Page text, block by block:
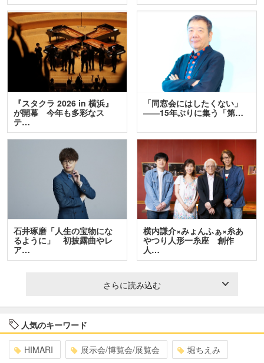
『スタクラ 2026 in 横浜』
が開幕 今年も多彩なス
テ…
「同窓会にはしたくない」
――15年ぶりに集う「第…
石井琢磨「人生の宝物にな
るように」 初披露曲やレ
ア…
横内謙介×みょんふぁ×糸あ
やつり人形一糸座 創作
人…
さらに読み込む
人気のキーワード
HIMARI 展示会/博覧会/展覧会 堀ちえみ